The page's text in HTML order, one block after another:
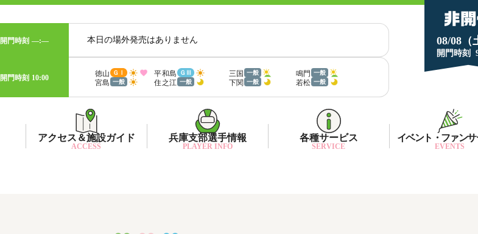
08/08（
開門時刻
開門時刻 —:— 本日の場外発売はありません
開門時刻 10:00 徳山 ＧⅠ 平和島 ＧⅢ 三国 一般 鳴門 一般
宮島 一般 住之江 一般 下関 一般 若松 一般
アクセス＆施設ガイド
ACCESS
兵庫支部選手情報
PLAYER INFO
各種サービス
SERVICE
イベント・ファン
EVENTS